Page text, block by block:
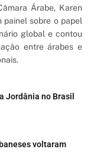
Árabe, Karen
painel sobre o papel
global e contou
entre árabes e
Jordânia no Brasil
voltaram